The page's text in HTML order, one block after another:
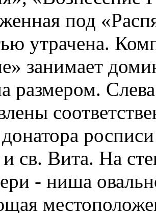
под
утрачена.
занимает
размером.
св. Вита. На
- ниша